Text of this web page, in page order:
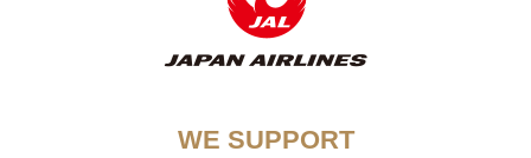
WE SUPPORT